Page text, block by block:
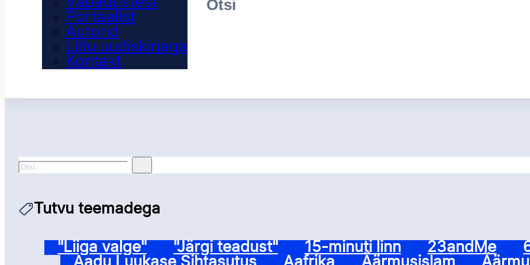
Portaalist
Autorid
Liitu uudiskirjaga
Kontakt
Otsi
Tutvu teemadega
"Liiga valge" "Järgi teadust" 15-minuti linn 23andMe